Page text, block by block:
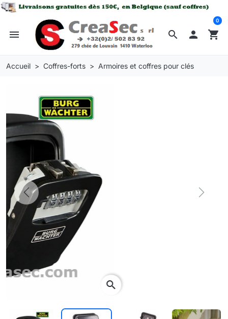
search
menu  shopping_cart
0
Accueil Coffres-forts Armoires et coffres pour clés
Previous Next